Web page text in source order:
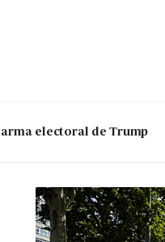
arma electoral de Trump